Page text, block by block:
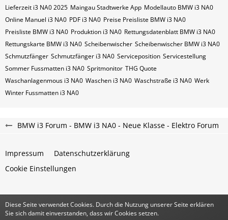
Lieferzeit i3 NA0 2025 Maingau Stadtwerke App Modellauto BMW i3 NA0
Online Manuel i3 NA0 PDF i3 NA0 Preise Preisliste BMW i3 NA0
Preisliste BMW i3 NA0 Produktion i3 NA0 Rettungsdatenblatt BMW i3 NA0
Rettungskarte BMW i3 NA0 Scheibenwischer Scheibenwischer BMW​ i3 NA0
Schmutzfänger Schmutzfänger i3 NA0 Serviceposition Servicestellung
Sommer Fussmatten i3 NA0 Spritmonitor THG Quote
Waschanlagenmous i3 NA0 Waschen i3 NA0 Waschstraße i3 NA0 Werk
Winter Fussmatten i3 NA0
BMW i3 Forum - BMW i3 NA0 - Neue Klasse - Elektro Forum
Impressum
Datenschutzerklärung
Cookie Einstellungen
Community-Software:WoltLab Suite™
Diese Seite verwendet Cookies. Durch die Nutzung unserer Seite erklären
Sie sich damit einverstanden, dass wir Cookies setzen.